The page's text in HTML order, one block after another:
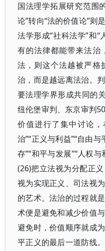
国法理学拓展研究范围
论”转向“法的价值论”则
法学形成“社科法学”和
有的法律都能带来法治
法，则这个法越被严格
治，而是越远离法治。
要法理学界形成共同的
纽伦堡审判、东京审判
价值进行了集中讨论
治”“正义与利益”“自由与
存”“和平与发展”“人权
(26)把立法视为分配正
视为实现正义、司法视
的艺术。法治的过程就
术便是避免和减少价值
避免时，价值顺序就成
平正义的最后一道防线